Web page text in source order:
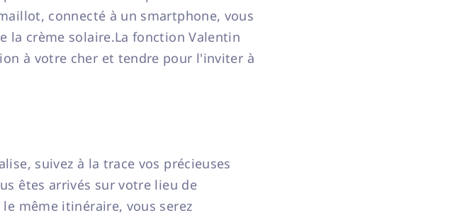
connecté à un smartphone, vous
la crème solaire.La fonction Valentin
à votre cher et tendre pour l'inviter à
suivez à la trace vos précieuses
êtes arrivés sur votre lieu de
le même itinéraire, vous serez